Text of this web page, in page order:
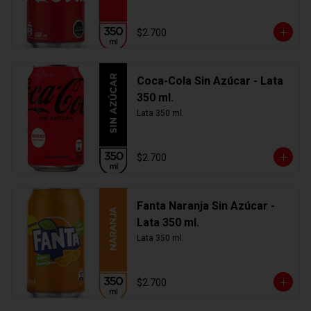
$2.700
Coca-Cola Sin Azúcar - Lata
350 ml.
Lata 350 ml.
$2.700
Fanta Naranja Sin Azúcar -
Lata 350 ml.
Lata 350 ml.
$2.700